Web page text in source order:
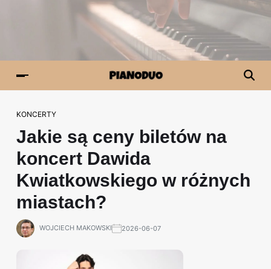
KONCERTY
Jakie są ceny biletów na
koncert Dawida
Kwiatkowskiego w różnych
miastach?
WOJCIECH MAKOWSKI 2026-06-07